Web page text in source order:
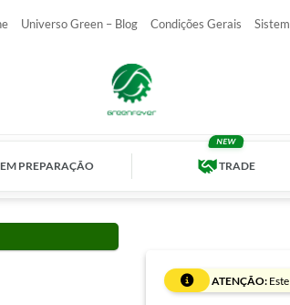
Universo Green – Blog Condições Gerais
EM PREPARAÇÃO TRADE
ATENÇÃO: